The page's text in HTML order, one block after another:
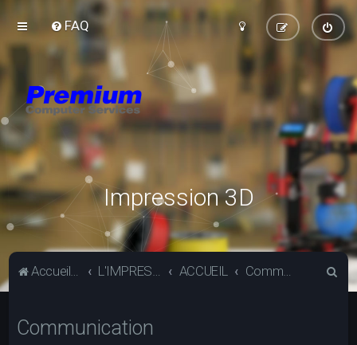
FAQ
Impression 3D
Accueil du forum L'IMPRESSION 3D ACCUEIL Communication
Communication